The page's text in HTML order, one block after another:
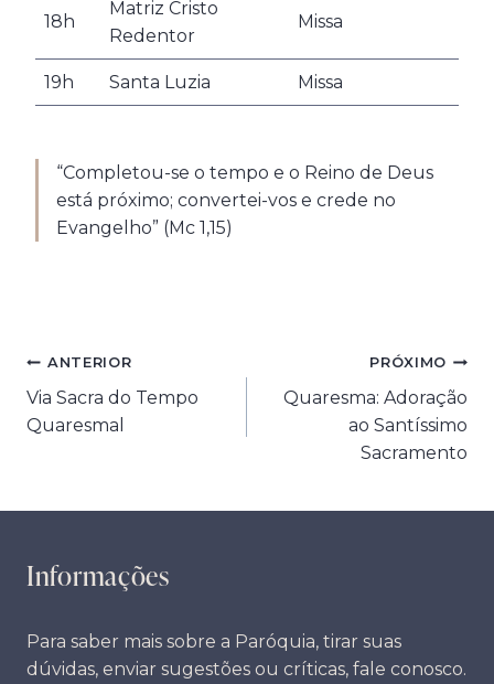
18h
Matriz Cristo
Redentor
Missa
19h Santa Luzia Missa
“Completou-se o tempo e o Reino de Deus
está próximo; convertei-vos e crede no
Evangelho” (Mc 1,15)
Navegação
de
ANTERIOR
Via Sacra do Tempo
Quaresmal
PRÓXIMO
Quaresma: Adoração
ao Santíssimo
Sacramento
Informações
Para saber mais sobre a Paróquia, tirar suas
dúvidas, enviar sugestões ou críticas, fale conosco.